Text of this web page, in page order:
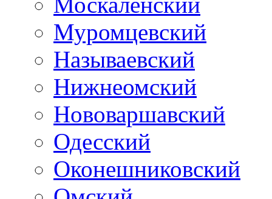
Муромцевский
Называевский
Нижнеомский
Нововаршавский
Одесский
Оконешниковский